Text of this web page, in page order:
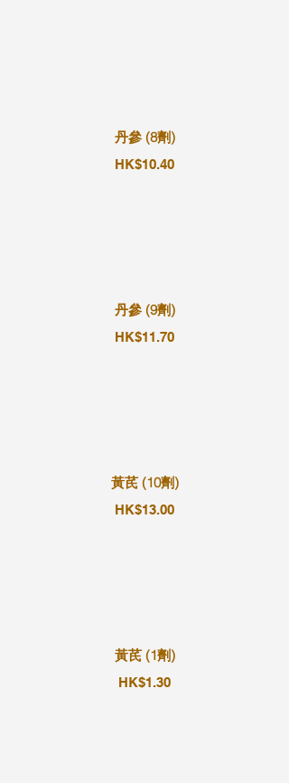
丹參 (8劑)
HK$10.40
丹參 (9劑)
HK$11.70
黃芪 (10劑)
HK$13.00
黃芪 (1劑)
HK$1.30